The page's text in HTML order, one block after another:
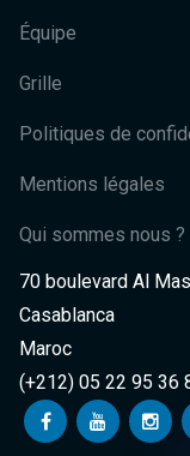
Équipe
Grille
Politiques de
Mentions légales
Qui sommes nous ?
70 boulevard Al
Casablanca
Maroc
(+212) 05 22 95 36